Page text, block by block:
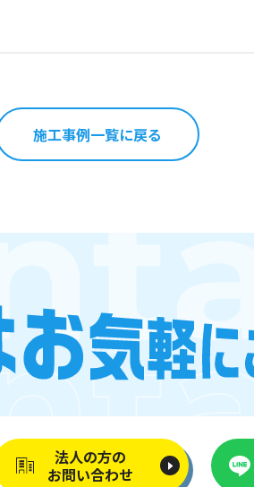
施工事例一覧に戻る
法人の方の
お問い合わせ